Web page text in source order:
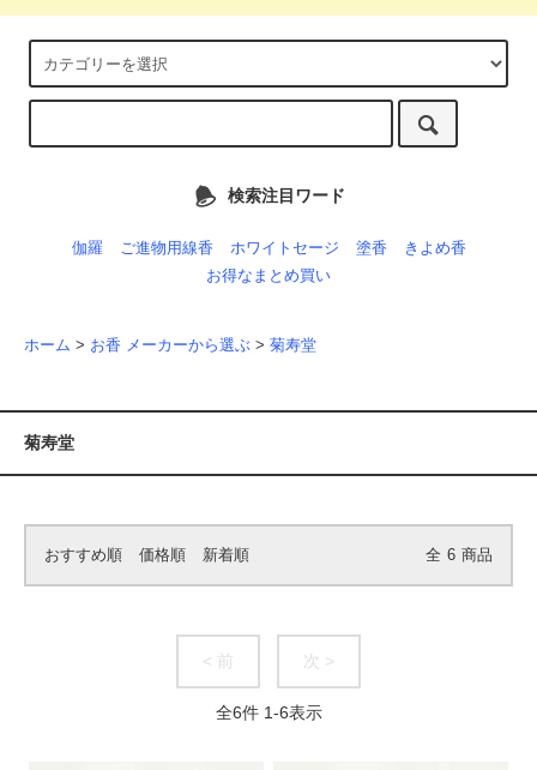
検索注目ワード
伽羅 ご進物用線香 ホワイトセージ 塗香
きよめ香
お得なまとめ買い
ホーム > お香 メーカーから選ぶ > 菊寿堂
菊寿堂
おすすめ順 価格順 新着順 全 6 商品
< 前 次 >
全6件 1-6表示